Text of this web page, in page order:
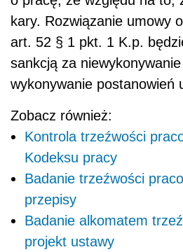
kary. Rozwiązanie umowy
art. 52 § 1 pkt. 1 K.p.
sankcją za niewykonywanie
wykonywanie postanowień
Zobacz również:
Kontrola trzeźwości
Kodeksu pracy
Badanie trzeźwości
przepisy
Badanie alkomatem
projekt ustawy